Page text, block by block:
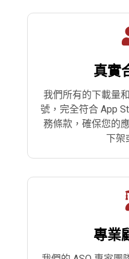
真實
我們所有的下載量
號，完全符合 App
務條款，確保您的
下架
專業